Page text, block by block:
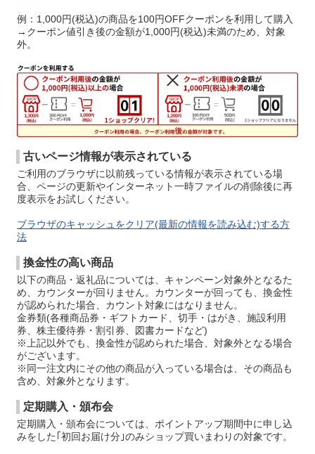
例：1,000円(税込)の商品を100円OFFクーポンを利用して購入
→クーポン値引き後の金額が1,000円(税込)未満のため、対象
外。
古いページ情報が表示されている
ご利用のブラウザに以前残っている情報が表示されている場
合、ページの更新やインターネット一時ファイルの削除後に再
度表示をお試しください。
ブラウザのキャッシュをクリア(最新の情報を読み込む)する方
法
換金性の高い商品
以下の商品・返礼品については、キャンペーン対象外となるた
め、カウンターが回りません。カウンターが回っても、換金性
が認められた場合、カウント対象にはなりません。
金券類(各種商品券・ギフトカード、切手・はがき、施設利用
券、株主優待券・割引券、図書カードなど)
※上記以外でも、換金性が認められた場合、対象外となる場合
がございます。
※同一注文内にその他の商品が入っている場合は、その商品も
含め、対象外となります。
定期購入・頒布会
定期購入・頒布会については、ポイントアップ期間中に申し込
みをした｢初回お届け分｣のみショップ買いまわりの対象です。